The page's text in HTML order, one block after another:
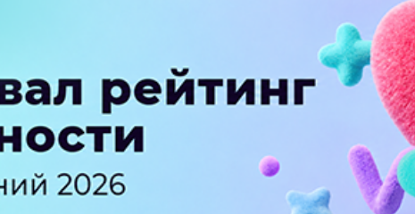
ПЕРЕЙТИ НА ПОЛНУЮ ВЕРСИЮ
© SEOnews.ru Все права защищены. 2026